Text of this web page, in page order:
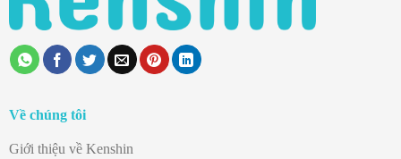
Về chúng tôi
Giới thiệu về Kenshin